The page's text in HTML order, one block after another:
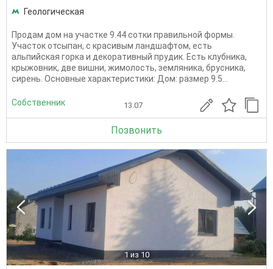
Геологическая
Продам дом на участке 9.44 сотки правильной формы.
Участок отсыпан, с красивым ландшафтом, есть
альпийская горка и декоративный прудик. Есть клубника,
крыжовник, две вишни, жимолость, земляника, брусника,
сирень. Основные характеристики: Дом: размер 9.5...
Собственник 13.07
Позвонить
1 из 10